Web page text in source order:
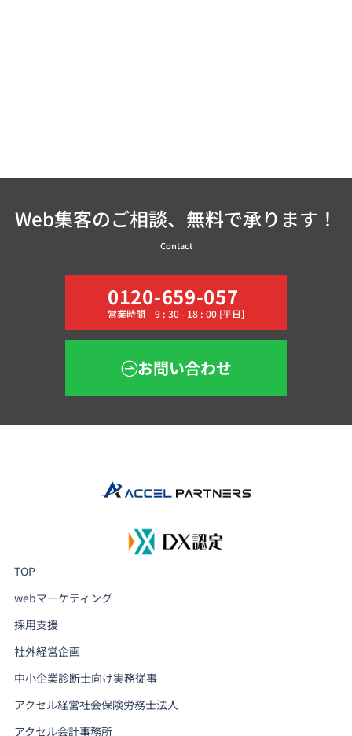
Web集客のご相談、無料で承ります！
Contact
0120-659-057
営業時間 9 : 30 - 18 : 00 [平日]
お問い合わせ
TOP
webマーケティング
採用支援
社外経営企画
中小企業診断士向け実務従事
アクセル経営社会保険労務士法人
アクセル会計事務所